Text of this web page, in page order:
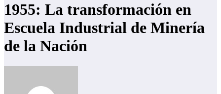
1955: La transformación en
Escuela Industrial de Minería
de la Nación